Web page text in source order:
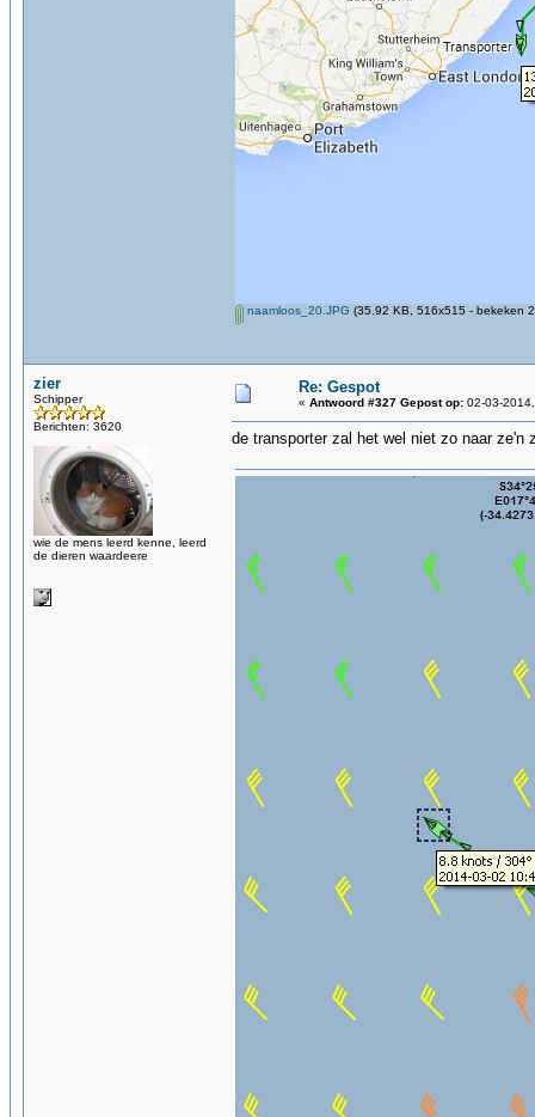
naamloos_20.JPG (35.92 KB, 516x515 - bekeken
zier
Schipper
Berichten: 3620
wie de mens leerd kenne, leerd
de dieren waardeere
Re: Gespot
« Antwoord #327 Gepost op: 02-03-
de transporter zal het wel niet zo naar ze'n